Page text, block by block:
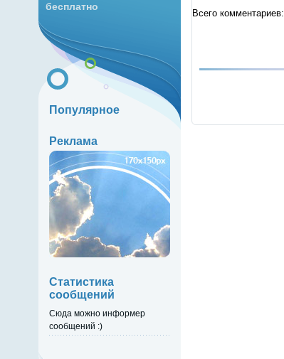
Всего комментариев:
бесплатно
Популярное
Реклама
Статистика
сообщений
Сюда можно информер
сообщений :)